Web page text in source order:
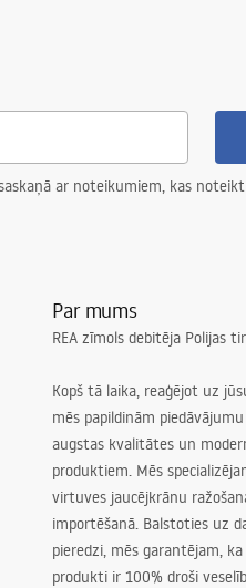
ar noteikumiem, kas
Par mums
REA zīmols debitēja Polijas
Kopš tā laika, reaģējot uz
mēs papildinām
augstas kvalitātes un
produktiem. Mēs
virtuves jaucējkrānu
importēšanā. Balstoties uz
pieredzi, mēs garantējam,
produkti ir 100% droši